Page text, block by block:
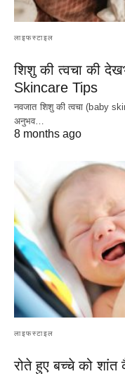
लाइफस्टाइल
शिशु की त्वचा की
Skincare Tips
नवजात शिशु की त्वचा (baby
अनुभव…
8 months ago
लाइफस्टाइल
रोते हुए बच्चे को